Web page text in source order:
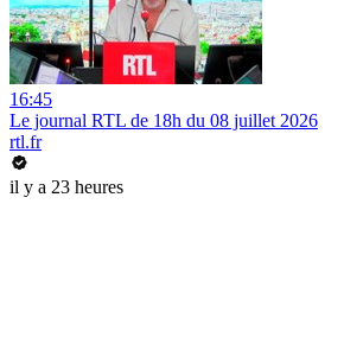
16:45
Le journal RTL de 18h du 08 juillet 2026
rtl.fr
il y a 23 heures